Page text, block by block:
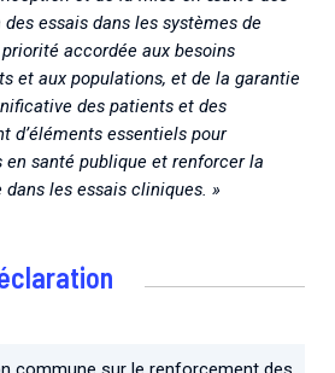
essais dans les systèmes de
accordée aux besoins
et aux populations, et de la garantie
des patients et des
d’éléments essentiels pour
santé publique et renforcer la
les essais cliniques. »